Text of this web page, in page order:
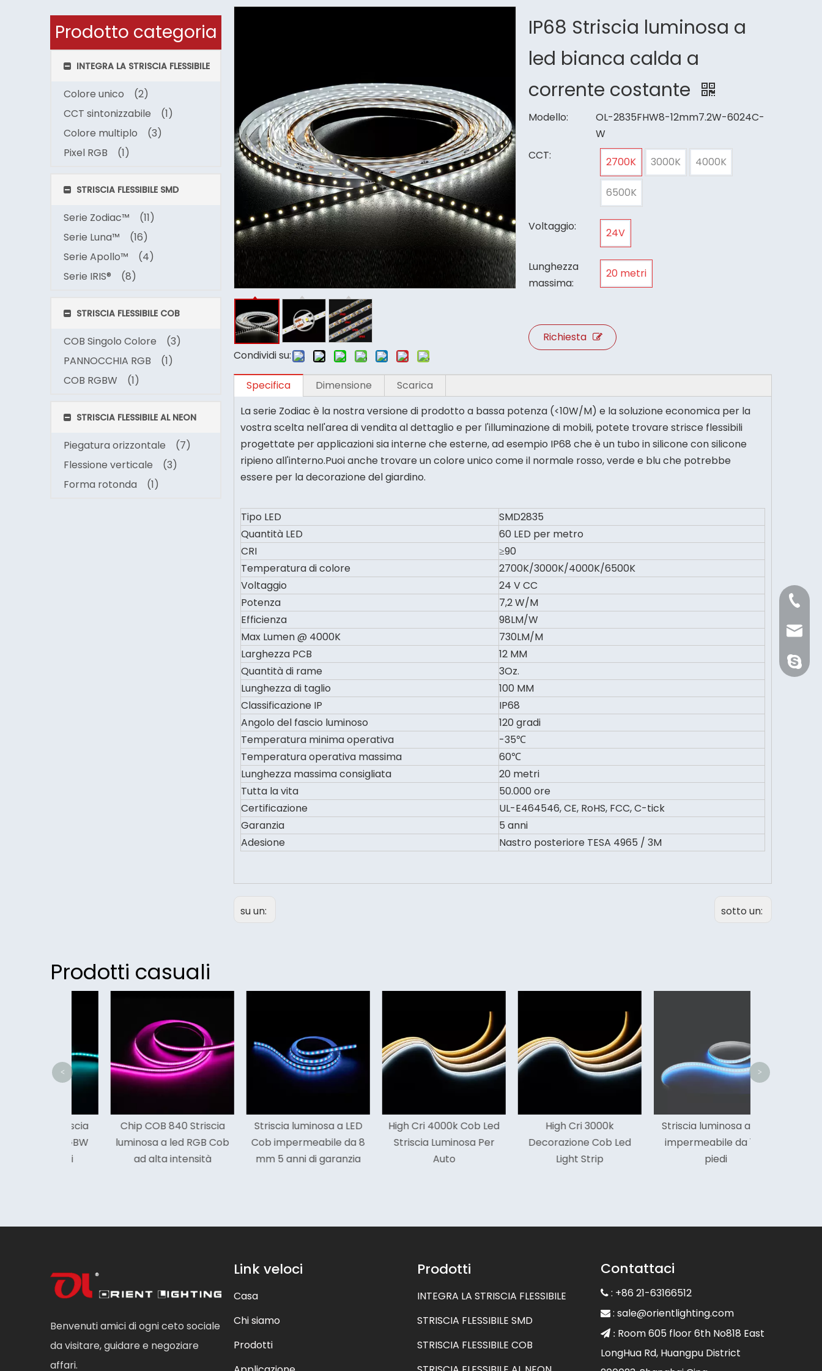
Prodotto categoria
INTEGRA LA STRISCIA FLESSIBILE
Colore unico
(2)
CCT sintonizzabile
(1)
Colore multiplo
(3)
Pixel RGB
(1)
STRISCIA FLESSIBILE SMD
Serie Zodiac™
(11)
Serie Luna™
(16)
Serie Apollo™
(4)
Serie IRIS®
(8)
STRISCIA FLESSIBILE COB
COB Singolo Colore
(3)
PANNOCCHIA RGB
(1)
COB RGBW
(1)
STRISCIA FLESSIBILE AL NEON
Piegatura orizzontale
(7)
Flessione verticale
(3)
Forma rotonda
(1)
Condividi su:
IP68 Striscia luminosa a
led bianca calda a
corrente costante
Modello:
OL-2835FHW8-12mm7.2W-6024C-
W
CCT:
2700K 3000K 4000K
6500K
Voltaggio: 24V
Lunghezza
massima:
20 metri
Richiesta
Specifica Dimensione
Scarica
La serie Zodiac è la nostra versione di prodotto a bassa potenza (<10W/M) e la soluzione economica per la
vostra scelta nell'area di vendita al dettaglio e per l'illuminazione di mobili, potete trovare strisce flessibili
progettate per applicazioni sia interne che esterne, ad esempio IP68 che è un tubo in silicone con silicone
ripieno all'interno.Puoi anche trovare un colore unico come il normale rosso, verde e blu che potrebbe
essere per la decorazione del giardino.
Tipo LED
SMD2835
Quantità LED
60 LED per metro
CRI
≥90
Temperatura di colore
2700K/3000K/4000K/6500K
Voltaggio
24 V CC
Potenza
7,2 W/M
Efficienza
98LM/W
Max Lumen @ 4000K
730LM/M
Larghezza PCB
12 MM
Quantità di rame
3Oz.
Lunghezza di taglio
100 MM
Classificazione IP
IP68
Angolo del fascio luminoso
120 gradi
Temperatura minima operativa
-35℃
Temperatura operativa massima
60℃
Lunghezza massima consigliata
20 metri
Tutta la vita
50.000 ore
Certificazione
UL-E464546, CE, RoHS, FCC, C-tick
Garanzia
5 anni
Adesione
Nastro posteriore TESA 4965 / 3M
su un: sotto un:
Prodotti casuali
Chip COB 840 Striscia
luminosa a led RGB Cob
ad alta intensità
Striscia luminosa a LED
Cob impermeabile da 8
mm 5 anni di garanzia
High Cri 4000k Cob Led
Striscia Luminosa Per
High Cri 3000k
Decorazione Cob Led
Light Strip
Striscia luminosa a LED
impermeabile da 16,5
< >
Benvenuti amici di ogni ceto sociale
da visitare, guidare e negoziare
affari.
Link veloci
Casa
Chi siamo
Prodotti
Prodotti
INTEGRA LA STRISCIA FLESSIBILE
STRISCIA FLESSIBILE SMD
STRISCIA FLESSIBILE COB
Contattaci
 : +86 21-63166512
 : sale@orientlighting.com
 : Room 605 floor 6th No818 East
LongHua Rd, Huangpu District
+86 21